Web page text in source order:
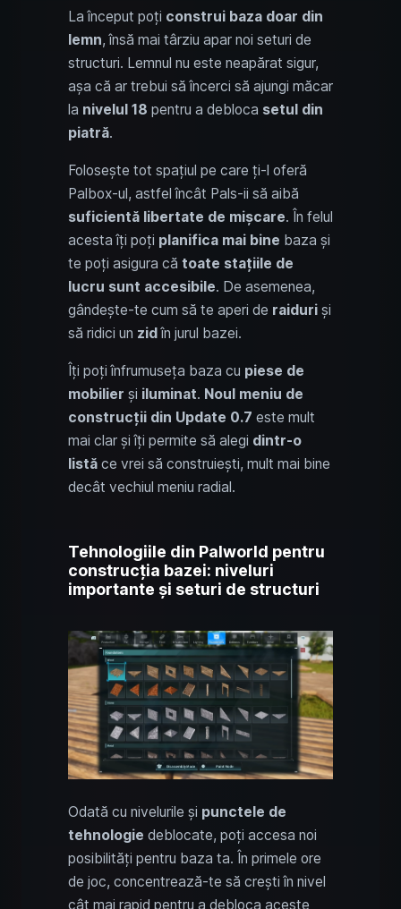
La început poți construi baza doar din
lemn, însă mai târziu apar noi seturi de
structuri. Lemnul nu este neapărat sigur,
așa că ar trebui să încerci să ajungi măcar
la nivelul 18 pentru a debloca setul din
piatră.
Folosește tot spațiul pe care ți-l oferă
Palbox-ul, astfel încât Pals-ii să aibă
suficientă libertate de mișcare. În felul
acesta îți poți planifica mai bine baza și
te poți asigura că toate stațiile de
lucru sunt accesibile. De asemenea,
gândește-te cum să te aperi de raiduri și
să ridici un zidîn jurul bazei.
Îți poți înfrumuseța baza cu piese de
mobilier și iluminat. Noul meniu de
construcții din Update 0.7 este mult
mai clar și îți permite să alegi dintr-o
listă ce vrei să construiești, mult mai bine
decât vechiul meniu radial.
Tehnologiile din Palworld pentru
construcția bazei: niveluri
importante și seturi de structuri
Odată cu nivelurile și punctele de
tehnologie deblocate, poți accesa noi
posibilități pentru baza ta. În primele ore
de joc, concentrează-te să crești în nivel
cât mai rapid pentru a debloca aceste